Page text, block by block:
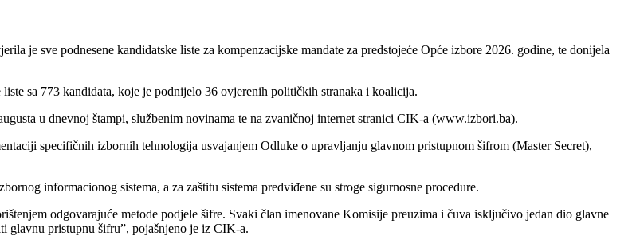
je sve podnesene kandidatske liste za kompenzacijske mandate za predstojeće Opće izbore 2026. godine, te donijela
sa 773 kandidata, koje je podnijelo 36 ovjerenih političkih stranaka i koalicija.
u dnevnoj štampi, službenim novinama te na zvaničnoj internet stranici CIK-a (www.izbori.ba).
specifičnih izbornih tehnologija usvajanjem Odluke o upravljanju glavnom pristupnom šifrom (Master Secret),
informacionog sistema, a za zaštitu sistema predviđene su stroge sigurnosne procedure.
odgovarajuće metode podjele šifre. Svaki član imenovane Komisije preuzima i čuva isključivo jedan dio glavne
glavnu pristupnu šifru”, pojašnjeno je iz CIK-a.